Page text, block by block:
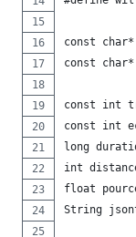
const
const
const int
const int
long
int
float
String